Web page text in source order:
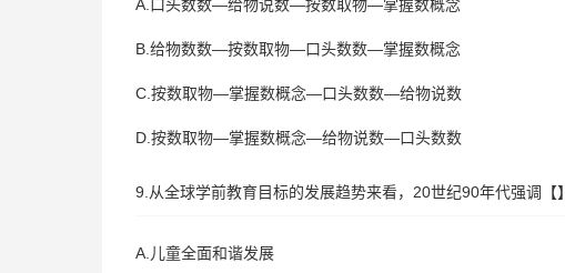
A.口头数数—给物说数—按数取物—掌握数概念
B.给物数数—按数取物—口头数数—掌握数概念
C.按数取物—掌握数概念—口头数数—给物说数
D.按数取物—掌握数概念—给物说数—口头数数
9.从全球学前教育目标的发展趋势来看，20世纪90年代强调【】
A.儿童全面和谐发展